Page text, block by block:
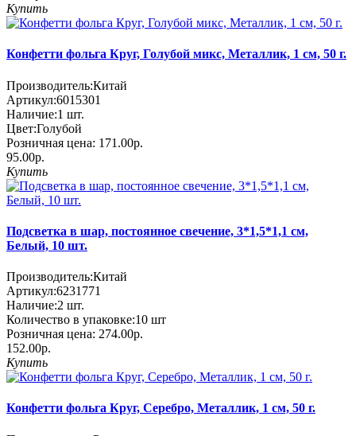
Купить
Конфетти фольга Круг, Голубой микс, Металлик, 1 см, 50 г.
Производитель:Китай
Артикул:6015301
Наличие:1 шт.
Цвет:Голубой
Розничная цена: 171.00р.
95.00р.
Купить
Подсветка в шар, постоянное свечение, 3*1,5*1,1 см,
Белый, 10 шт.
Производитель:Китай
Артикул:6231771
Наличие:2 шт.
Количество в упаковке:10 шт
Розничная цена: 274.00р.
152.00р.
Купить
Конфетти фольга Круг, Серебро, Металлик, 1 см, 50 г.